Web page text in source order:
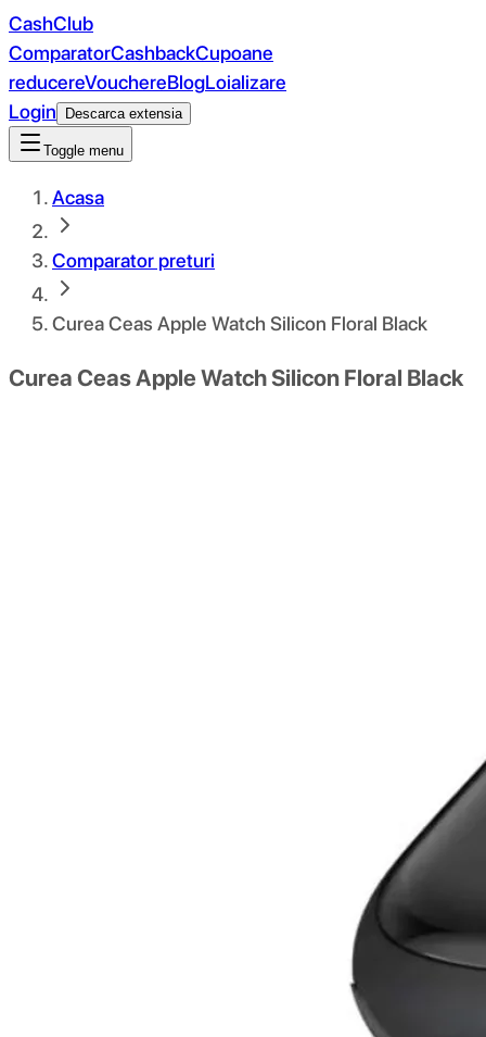
CashClub
ComparatorCashbackCupoane
reducereVouchereBlogLoializare
Login
Descarca extensia
Toggle menu
Acasa
Comparator preturi
Curea Ceas Apple Watch Silicon Floral Black
Curea Ceas Apple Watch Silicon Floral Black